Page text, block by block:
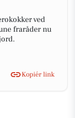
ved
fraråder nu
Kopiér link